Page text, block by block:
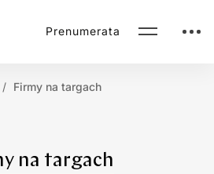
Prenumerata
Firmy na targach
na targach